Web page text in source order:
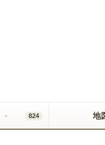
824 地